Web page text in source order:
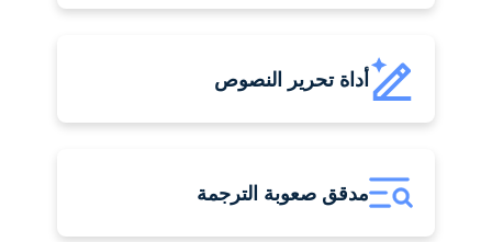
أداة تحرير النصوص
مدقق صعوبة الترجمة